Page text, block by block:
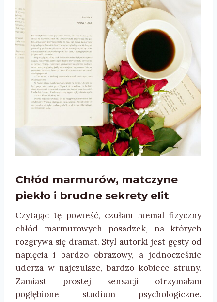
Chłód marmurów, matczyne
piekło i brudne sekrety elit
Czytając tę powieść, czułam niemal fizyczny
chłód marmurowych posadzek, na których
rozgrywa się dramat. Styl autorki jest gęsty od
napięcia i bardzo obrazowy, a jednocześnie
uderza w najczulsze, bardzo kobiece struny.
Zamiast prostej sensacji otrzymałam
pogłębione studium psychologiczne.